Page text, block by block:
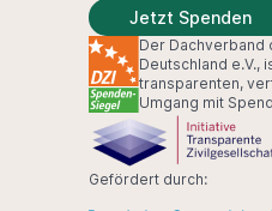
Jetzt Spenden
Der Dachverband
Deutschland e.V.,
transparenten,
Umgang mit
Gefördert durch: